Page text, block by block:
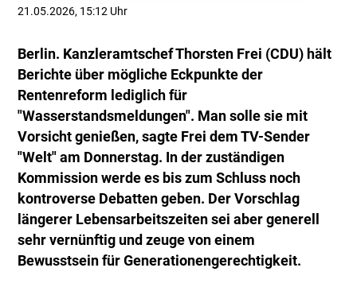
21.05.2026, 15:12 Uhr
Berlin. Kanzleramtschef Thorsten Frei (CDU) hält
Berichte über mögliche Eckpunkte der
Rentenreform lediglich für
"Wasserstandsmeldungen". Man solle sie mit
Vorsicht genießen, sagte Frei dem TV-Sender
"Welt" am Donnerstag. In der zuständigen
Kommission werde es bis zum Schluss noch
kontroverse Debatten geben. Der Vorschlag
längerer Lebensarbeitszeiten sei aber generell
sehr vernünftig und zeuge von einem
Bewusstsein für Generationengerechtigkeit.